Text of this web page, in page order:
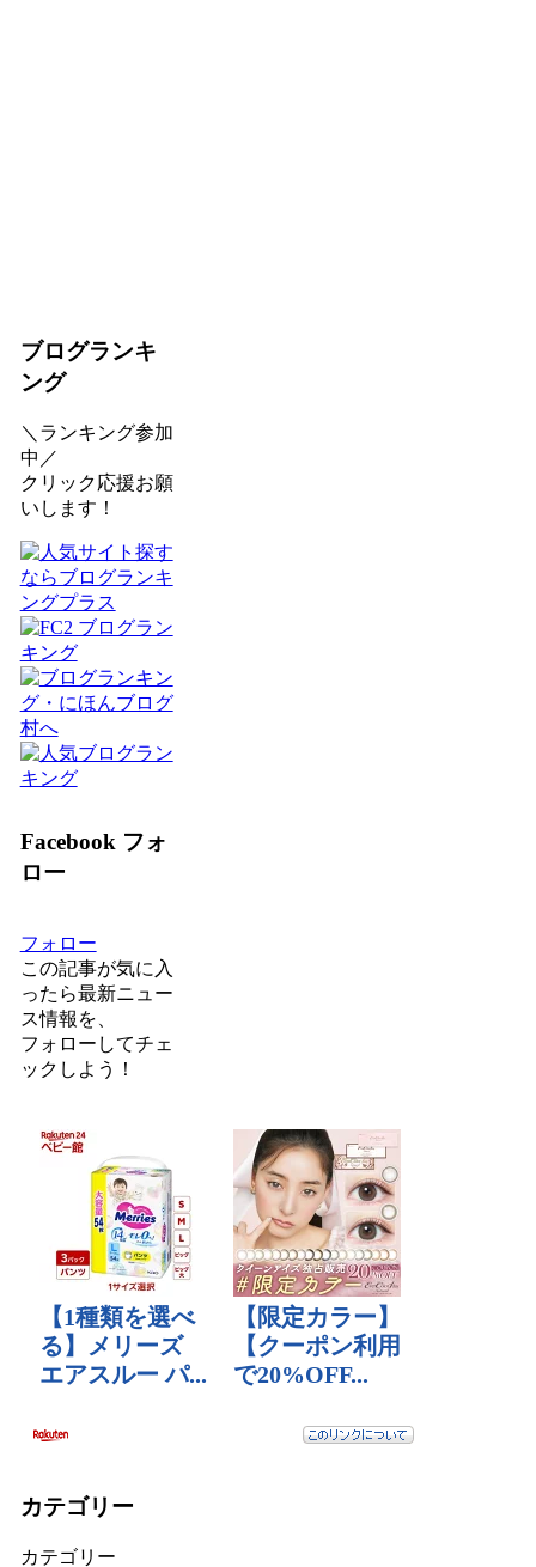
ブログランキ
ング
＼ランキング参加
中／
クリック応援お願
いします！
Facebook フォ
ロー
フォロー
この記事が気に入
ったら最新ニュー
ス情報を、
フォロー してチェ
ックしよう！
カテゴリー
カテゴリー